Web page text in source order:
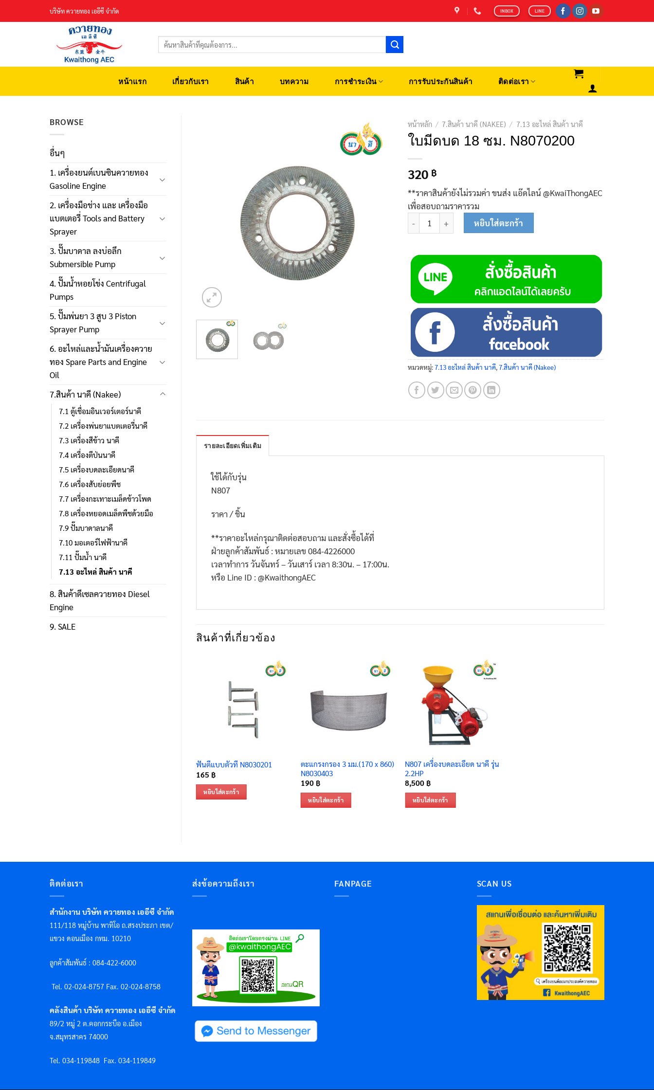
บริษัท ควายทอง เออีซี จำกัด INBOX LINE
ค้นหา:
หน้าแรก เกี่ยวกับเรา สินค้า บทความ การชำระเงิน การรับประกันสินค้า ติดต่อเรา
BROWSE
อื่นๆ
1. เครื่องยนต์เบนซินควายทอง
Gasoline Engine
2. เครื่องมือช่าง และ เครื่องมือ
แบตเตอรี่ Tools and Battery
Sprayer
3. ปั๊มบาดาล ลงบ่อลึก
Submersible Pump
4. ปั๊มน้ำหอยโข่ง Centrifugal
Pumps
5. ปั๊มพ่นยา 3 สูบ 3 Piston
Sprayer Pump
6. อะไหล่และน้ำมันเครื่องควาย
ทอง Spare Parts and Engine
Oil
7.สินค้า นาคี (Nakee)
7.1 ตู้เชื่อมอินเวอร์เตอร์นาคี
7.2 เครื่องพ่นยาแบตเตอรี่นาคี
7.3 เครื่องสีข้าว นาคี
7.4 เครื่องตีป่นนาคี
7.5 เครื่องบดละเอียดนาคี
7.6 เครื่องสับย่อยพืช
7.7 เครื่องกะเทาะเมล็ดข้าวโพด
7.8 เครื่องหยอดเมล็ดพืชด้วยมือ
7.9 ปั๊มบาดาลนาคี
7.10 มอเตอร์ไฟฟ้านาคี
7.11 ปั๊มน้ำ นาคี
7.13 อะไหล่ สินค้า นาคี
8. สินค้าดีเซลควายทอง Diesel
Engine
9. SALE
หน้าหลัก / 7.สินค้า นาคี (NAKEE) / 7.13 อะไหล่ สินค้า นาคี
ใบมีดบด 18 ซม. N8070200
320 ฿
**ราคาสินค้ายังไม่รวมค่า ขนส่ง แอ๊ดไลน์ @KwaiThongAEC
เพื่อสอบถามราคารวม
จำนวน ใบมีดบด 18 ซม. N8070200 ชิ้น
หยิบใส่ตะกร้า
หมวดหมู่:7.13 อะไหล่ สินค้า นาคี,7.สินค้า นาคี (Nakee)
รายละเอียดเพิ่มเติม
ใช้ได้กับรุ่น
N807
ราคา / ชิ้น
**ราคาอะไหล่กรุณาติดต่อสอบถาม และสั่งซื้อได้ที่
ฝ่ายลูกค้าสัมพันธ์ : หมายเลข 084-4226000
เวลาทำการ วันจันทร์ – วันเสาร์ เวลา 8:30น. – 17:00น.
หรือ Line ID : @KwaithongAEC
สินค้าที่เกี่ยวข้อง
ฟันตีแบบตัวที N8030201
165 ฿
หยิบใส่ตะกร้า
ตะแกรงกรอง 3 มม.(170 x 860)
N8030403
190 ฿
หยิบใส่ตะกร้า
N807 เครื่องบดละเอียด นาคี รุ่น
2.2HP
8,500 ฿
หยิบใส่ตะกร้า
ติดต่อเรา
สำนักงาน บริษัท ควายทอง เออีซี จำกัด
111/118 หมู่บ้าน พาทิโอ ถ.สรงประภา เขต/
แขวง ดอนเมือง กทม. 10210
ลูกค้าสัมพันธ์ : 084-422-6000
Tel. 02-024-8757 Fax. 02-024-8758
คลังสินค้า บริษัท ควายทอง เออีซี จำกัด
89/2 หมู่ 2 ต.คอกกระบือ อ.เมือง
จ.สมุทรสาคร 74000
Tel. 034-119848 Fax. 034-119849
ส่งข้อความถึงเรา FANPAGE SCAN US